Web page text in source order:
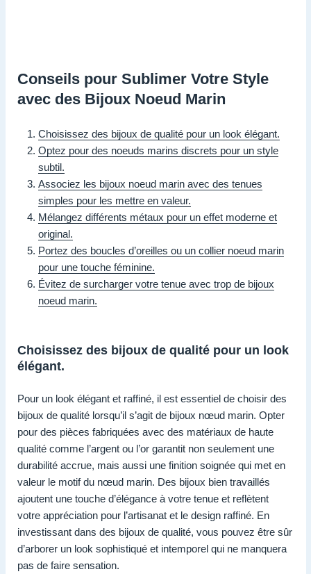
Conseils pour Sublimer Votre Style
avec des Bijoux Noeud Marin
Choisissez des bijoux de qualité pour un look élégant.
Optez pour des noeuds marins discrets pour un style
subtil.
Associez les bijoux noeud marin avec des tenues
simples pour les mettre en valeur.
Mélangez différents métaux pour un effet moderne et
original.
Portez des boucles d’oreilles ou un collier noeud marin
pour une touche féminine.
Évitez de surcharger votre tenue avec trop de bijoux
noeud marin.
Choisissez des bijoux de qualité pour un look
élégant.
Pour un look élégant et raffiné, il est essentiel de choisir des
bijoux de qualité lorsqu’il s’agit de bijoux nœud marin. Opter
pour des pièces fabriquées avec des matériaux de haute
qualité comme l’argent ou l’or garantit non seulement une
durabilité accrue, mais aussi une finition soignée qui met en
valeur le motif du nœud marin. Des bijoux bien travaillés
ajoutent une touche d’élégance à votre tenue et reflètent
votre appréciation pour l’artisanat et le design raffiné. En
investissant dans des bijoux de qualité, vous pouvez être sûr
d’arborer un look sophistiqué et intemporel qui ne manquera
pas de faire sensation.